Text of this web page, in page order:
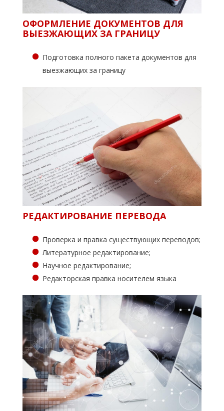
ОФОРМЛЕНИЕ ДОКУМЕНТОВ ДЛЯ
ВЫЕЗЖАЮЩИХ ЗА ГРАНИЦУ
Подготовка полного пакета документов для
выезжающих за границу
РЕДАКТИРОВАНИЕ ПЕРЕВОДА
Проверка и правка существующих переводов;
Литературное редактирование;
Научное редактирование;
Редакторская правка носителем языка